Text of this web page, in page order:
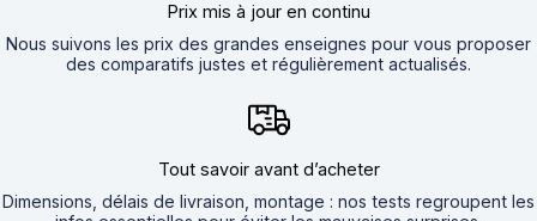
Prix mis à jour en continu
Nous suivons les prix des grandes enseignes pour vous proposer
des comparatifs justes et régulièrement actualisés.
Tout savoir avant d’acheter
Dimensions, délais de livraison, montage : nos tests regroupent les